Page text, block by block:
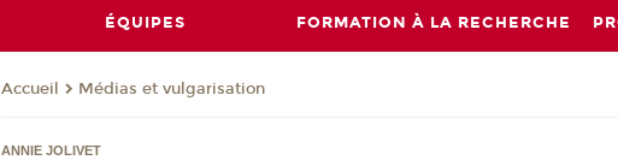
ÉQUIPES FORMATION À LA RECHERCHE
Accueil Médias et vulgarisation
ANNIE JOLIVET